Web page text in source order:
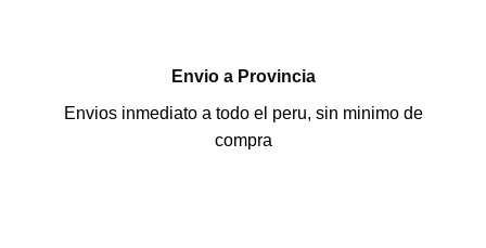
Envio a Provincia
Envios inmediato a todo el peru, sin minimo de
compra